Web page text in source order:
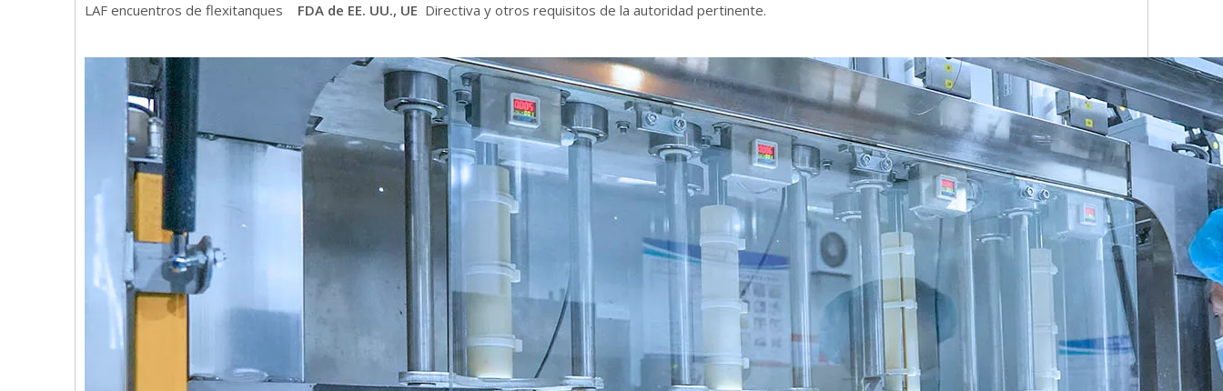
LAF encuentros de flexitanques FDA de EE. UU., UE Directiva y otros requisitos de la autoridad pertinente.